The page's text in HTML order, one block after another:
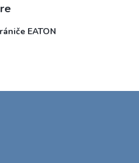
EATON